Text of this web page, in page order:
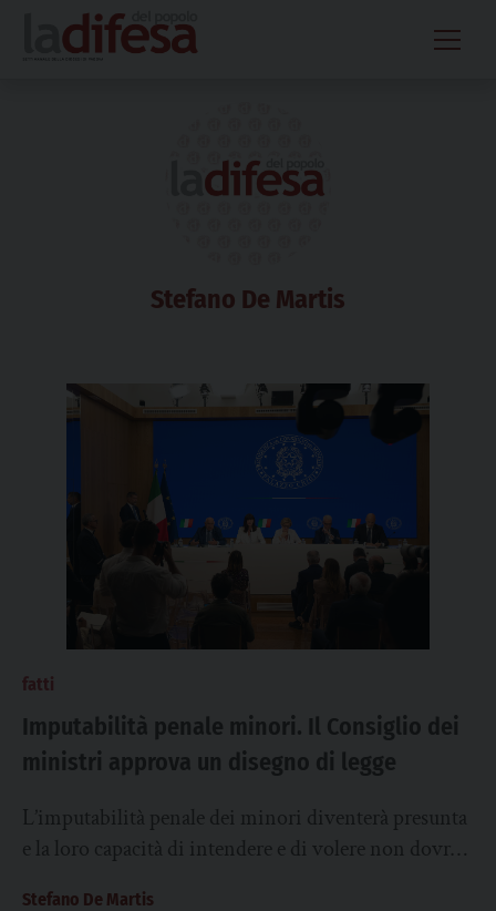
content
Stefano De Martis
fatti
Imputabilità penale minori. Il Consiglio dei
ministri approva un disegno di legge
L’imputabilità penale dei minori diventerà presunta
e la loro capacità di intendere e di volere non dovrà
Stefano De Martis